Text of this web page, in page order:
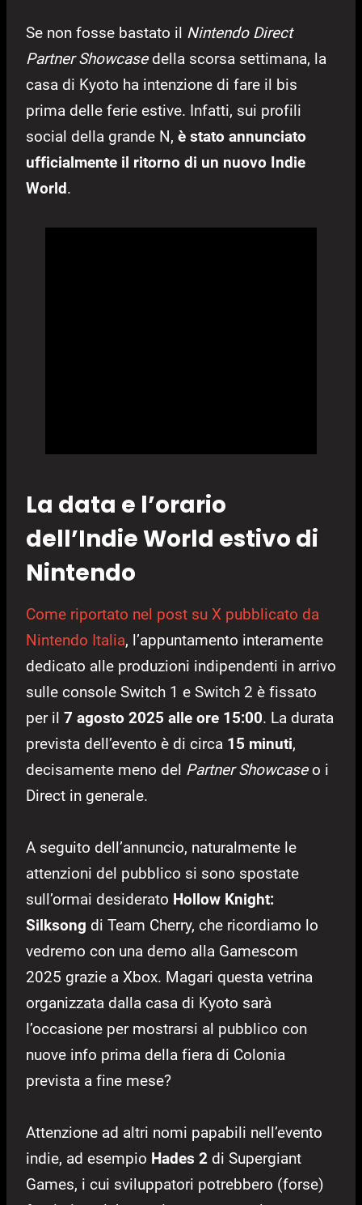
Se non fosse bastato il Nintendo Direct
Partner Showcasedella scorsa settimana, la
casa di Kyoto ha intenzione di fare il bis
prima delle ferie estive. Infatti, sui profili
social della grande N, è stato annunciato
ufficialmente il ritorno di un nuovo Indie
World.
La data e l’orario
dell’Indie World estivo di
Nintendo
Come riportato nel post su X pubblicato da
Nintendo Italia, l’appuntamento interamente
dedicato alle produzioni indipendenti in arrivo
sulle console Switch 1 e Switch 2 è fissato
per il 7 agosto 2025 alle ore 15:00. La durata
prevista dell’evento è di circa 15 minuti,
decisamente meno del Partner Showcaseo i
Direct in generale.
A seguito dell’annuncio, naturalmente le
attenzioni del pubblico si sono spostate
sull’ormai desiderato Hollow Knight:
Silksong di Team Cherry, che ricordiamo lo
vedremo con una demo alla Gamescom
2025 grazie a Xbox. Magari questa vetrina
organizzata dalla casa di Kyoto sarà
l’occasione per mostrarsi al pubblico con
nuove info prima della fiera di Colonia
prevista a fine mese?
Attenzione ad altri nomi papabili nell’evento
indie, ad esempio Hades 2 di Supergiant
Games, i cui sviluppatori potrebbero (forse)